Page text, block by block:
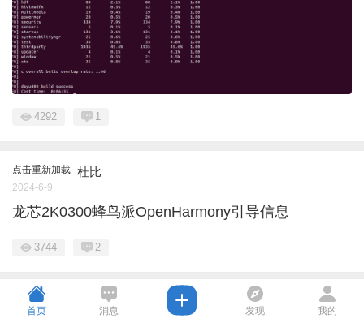
4292 1
点击重新加载 杜比
2024-6-9
龙芯2K0300蜂鸟派OpenHarmony引导信息
3744 2
首页 消息 发现 我的